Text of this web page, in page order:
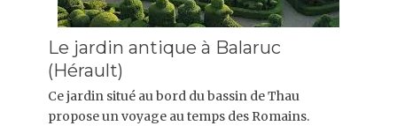
Le jardin antique à Balaruc
(Hérault)
Ce jardin situé au bord du bassin de Thau
propose un voyage au temps des Romains.